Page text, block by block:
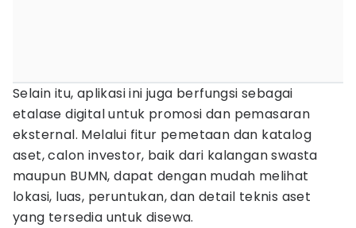
Selain itu, aplikasi ini juga berfungsi sebagai
etalase digital untuk promosi dan pemasaran
eksternal. Melalui fitur pemetaan dan katalog
aset, calon investor, baik dari kalangan swasta
maupun BUMN, dapat dengan mudah melihat
lokasi, luas, peruntukan, dan detail teknis aset
yang tersedia untuk disewa.